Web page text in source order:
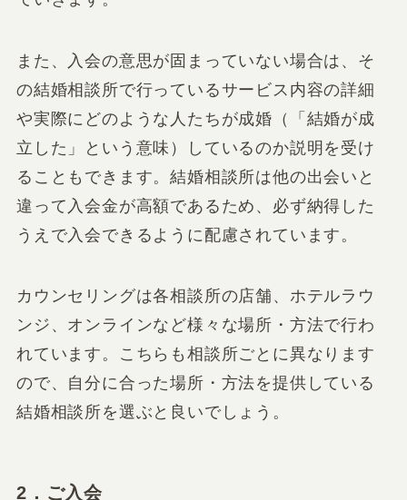
また、入会の意思が固まっていない場合は、そ
の結婚相談所で行っているサービス内容の詳細
や実際にどのような人たちが成婚（「結婚が成
立した」という意味）しているのか説明を受け
ることもできます。結婚相談所は他の出会いと
違って入会金が高額であるため、必ず納得した
うえで入会できるように配慮されています。
カウンセリングは各相談所の店舗、ホテルラウ
ンジ、オンラインなど様々な場所・方法で行わ
れています。こちらも相談所ごとに異なります
ので、自分に合った場所・方法を提供している
結婚相談所を選ぶと良いでしょう。
2．ご入会